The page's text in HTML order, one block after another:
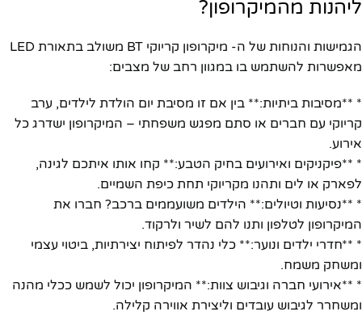
ליהנות מהמיקרופון?
הגמישות והנוחות של ה- מיקרופון קריוקי BT משולב בתאורת LED
מאפשרות להשתמש בו במגוון רחב של מצבים:
* **מסיבות ביתיות:** בין אם זו מסיבת יום הולדת לילדים, ערב
קריוקי עם חברים או סתם מפגש משפחתי – המיקרופון ישדרג כל
אירוע.
* **פיקניקים ואירועים בחיק הטבע:** קחו אותו איתכם לגינה,
לפארק או לים ותהנו מקריוקי תחת כיפת השמיים.
* **נסיעות וטיולים:** הילדים משועממים ברכב? חברו את
המיקרופון לטלפון ותנו להם לשיר ולרקוד.
* **חדרי ילדים ונוער:** כלי נהדר לפיתוח יצירתיות, ביטוי עצמי
ומשחק משמח.
* **אירועי חברה וגיבוש צוות:** המיקרופון יכול לשמש ככלי מהנה
ומשחרר לגיבוש עובדים וליצירת אווירה קלילה.